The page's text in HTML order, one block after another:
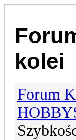
kolei
Forum